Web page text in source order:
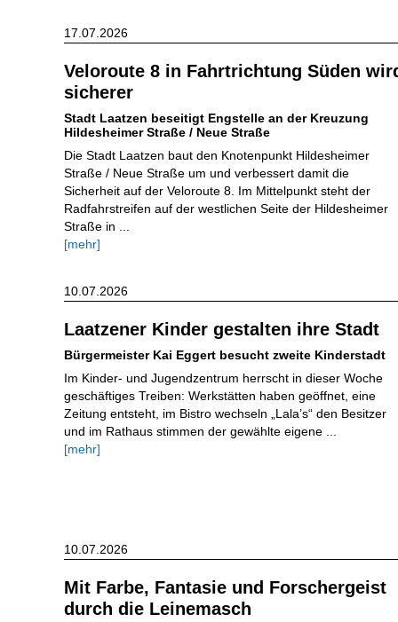
Veloroute 8 in Fahrtrichtung Süden
sicherer
Stadt Laatzen beseitigt Engstelle an der Kreuzung
Hildesheimer Straße / Neue Straße
Die Stadt Laatzen baut den Knotenpunkt Hildesheimer
Straße / Neue Straße um und verbessert damit die
Sicherheit auf der Veloroute 8. Im Mittelpunkt steht der
Radfahrstreifen auf der westlichen Seite der Hildesheimer
Straße in ...
[mehr]
17.07.2026
Laatzener Kinder gestalten ihre Stadt
Bürgermeister Kai Eggert besucht zweite Kinderstadt
Im Kinder- und Jugendzentrum herrscht in dieser Woche
geschäftiges Treiben: Werkstätten haben geöffnet, eine
Zeitung entsteht, im Bistro wechseln „Lala’s“ den Besitzer
und im Rathaus stimmen der gewählte eigene ...
[mehr]
10.07.2026
Mit Farbe, Fantasie und Forschergeist
durch die Leinemasch
10.07.2026